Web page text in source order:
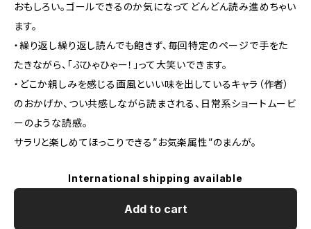
おもしろい。ゴールできるのか気になってどんどん読み進めちゃい
ます。
・繰り返し繰り返し読んでも飽きず、毎回特定のページで手をた
たきながら、「ぶひゃひゃー！」って大笑いできます。
・どこか親しみを感じる画風といい味を出しているキャラ（作者）
のおかげか、つい共感しながら読まされる、日常系ショートムービ
ーのような読感。
サラリと楽しめてほっこりできる”お気楽属性”のまんが。
International shipping available
Add to cart